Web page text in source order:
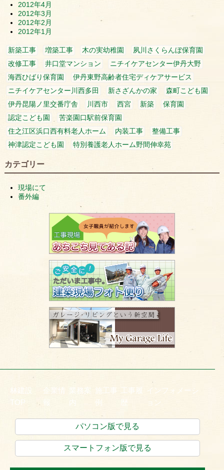
2012年4月
2012年3月
2012年2月
2012年1月
新築工事 増築工事 木の実幼稚園
夙川さくらんぼ保育園
改修工事
井口堂マンション
ニチイケアセンター伊丹大野
海西ひばり保育園
伊丹東野高齢者住宅ディケアサービス
ニチイケアセンター川西多田
新さざんかの家
森町こども園
伊丹昆陽ノ里交番庁舎
川西市 西宮 新築
保育園
認定こども園
苦楽園口駅前保育園
住之江区浜口西有料老人ホーム
内装工事
整備工事
神津認定こども園
特別養護老人ホーム野間伸幸苑
カテゴリー
現場にて
番外編
林建設
TOP
企業情
報
業務案
内
施工事
例
工事履
インフォメーシ
ョン
パソコン版で見る
スマートフォン版で見る